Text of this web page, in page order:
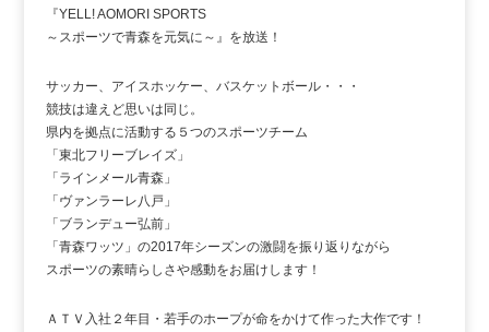
『YELL! AOMORI SPORTS
～スポーツで青森を元気に～』を放送！
サッカー、アイスホッケー、バスケットボール・・・
競技は違えど思いは同じ。
県内を拠点に活動する５つのスポーツチーム
「東北フリーブレイズ」
「ラインメール青森」
「ヴァンラーレ八戸」
「ブランデュー弘前」
「青森ワッツ」の2017年シーズンの激闘を振り返りながら
スポーツの素晴らしさや感動をお届けします！
ＡＴＶ入社２年目・若手のホープが命をかけて作った大作です！